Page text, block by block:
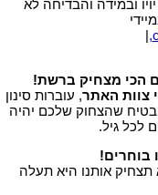
ובמידה והבדיחה לא
|
הכי מצחיק ברשת!
צוות האתר, עוברות סינון
שהצחוק שלכם יהיה
לכל גיל.
בוחרים!
תצחיק אותנו היא תעלה